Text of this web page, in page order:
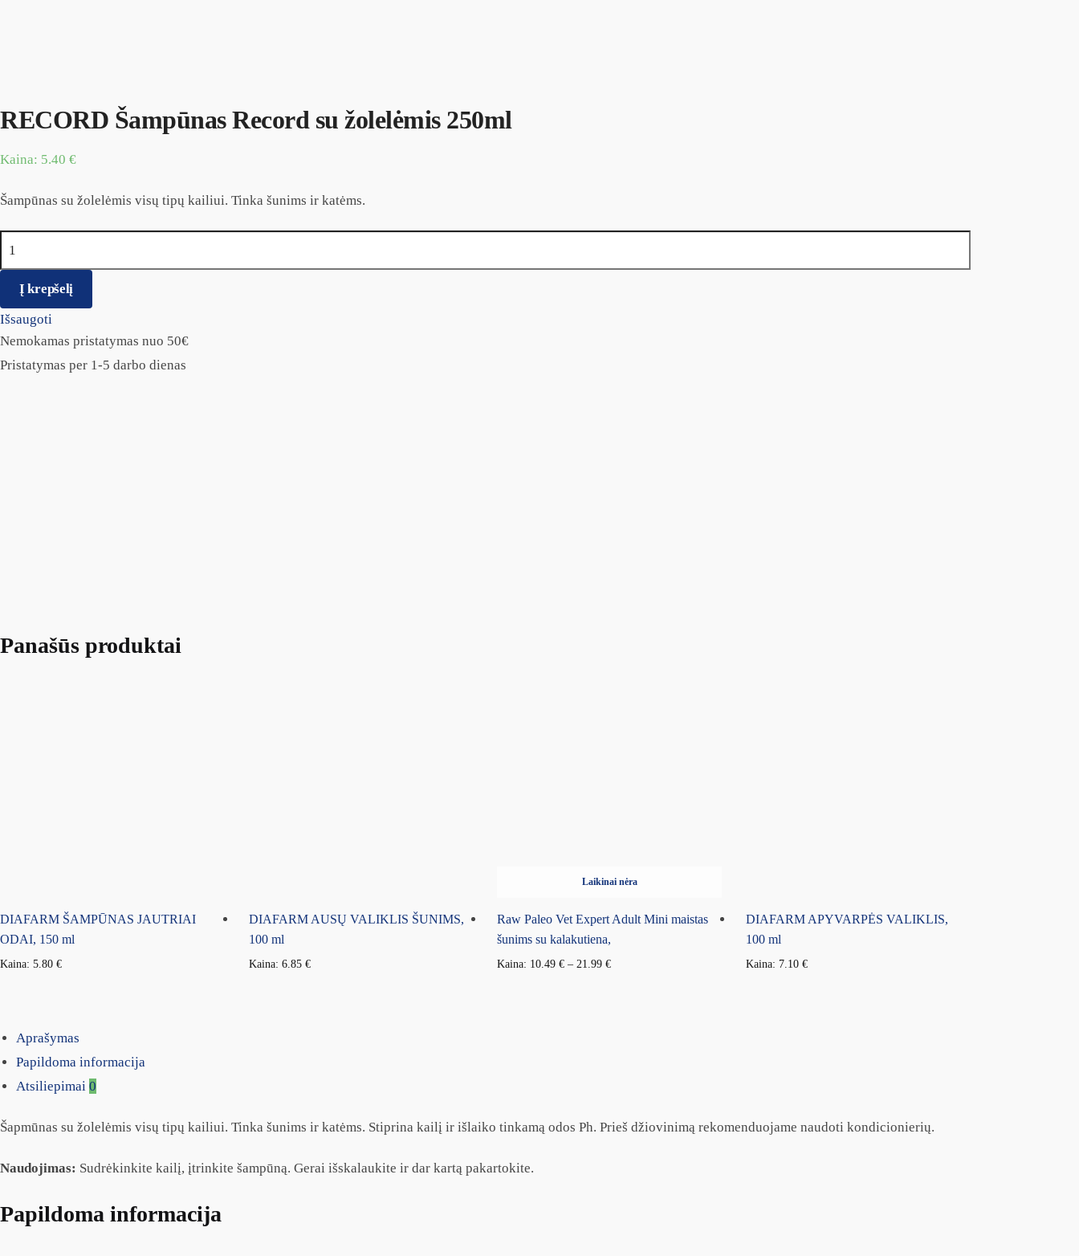
RECORD Šampūnas Record su žolelėmis 250ml
Kaina: 5.40 €
Šampūnas su žolelėmis visų tipų kailiui. Tinka šunims ir katėms.
Į krepšelį
Išsaugoti
Nemokamas pristatymas nuo 50€
Pristatymas per 1-5 darbo dienas
Panašūs produktai
DIAFARM ŠAMPŪNAS JAUTRIAI
ODAI, 150 ml
Kaina: 5.80 €
DIAFARM AUSŲ VALIKLIS ŠUNIMS,
100 ml
Kaina: 6.85 €
Laikinai nėra
Raw Paleo Vet Expert Adult Mini maistas
šunims su kalakutiena,
Kaina: 10.49€ – 21.99€
DIAFARM APYVARPĖS VALIKLIS,
100 ml
Kaina: 7.10€
Aprašymas
Papildoma informacija
Atsiliepimai 0
Šapmūnas su žolelėmis visų tipų kailiui. Tinka šunims ir katėms. Stiprina kailį ir išlaiko tinkamą odos Ph. Prieš džiovinimą rekomenduojame naudoti kondicionierių.
Naudojimas: Sudrėkinkite kailį, įtrinkite šampūną. Gerai išskalaukite ir dar kartą pakartokite.
Papildoma informacija